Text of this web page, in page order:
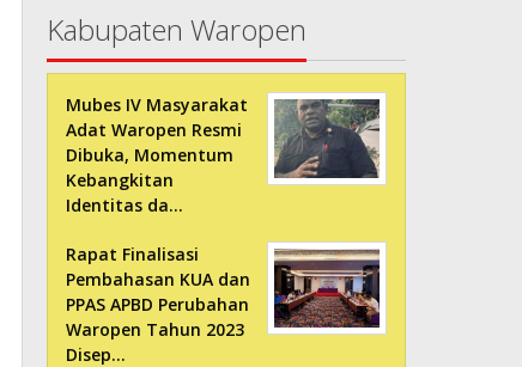
Kabupaten Waropen
Mubes IV Masyarakat
Adat Waropen Resmi
Dibuka, Momentum
Kebangkitan
Identitas da…
Rapat Finalisasi
Pembahasan KUA dan
PPAS APBD Perubahan
Waropen Tahun 2023
Disep…